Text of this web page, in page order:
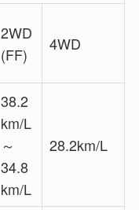
2WD
(FF)
4WD
38.2
km/L
～
34.8
km/L
28.2km/L